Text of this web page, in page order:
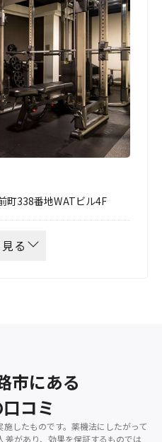
町338番地WATビル4F
る
市にある
コミ
したものです。薬機法にしたがって
差があり、効果を保証するものでは